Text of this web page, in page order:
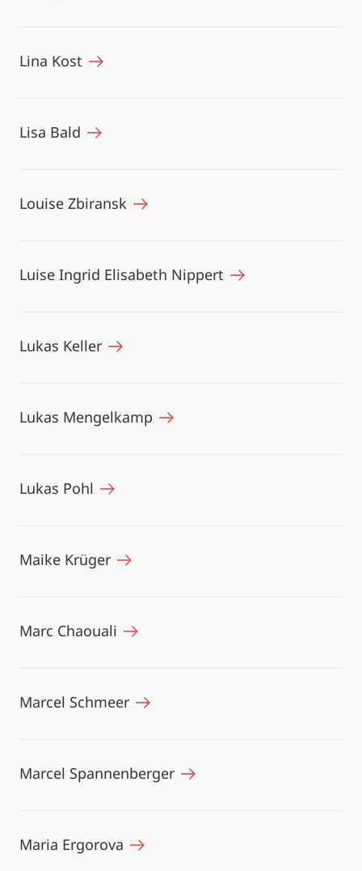
Lina Kost
Lisa Bald
Louise Zbiransk
Luise Ingrid Elisabeth Nippert
Lukas Keller
Lukas Mengelkamp
Lukas Pohl
Maike Krüger
Marc Chaouali
Marcel Schmeer
Marcel Spannenberger
Maria Ergorova